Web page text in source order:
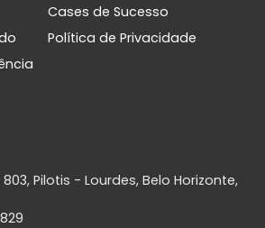
Cases de Sucesso
Política de Privacidade
Pilotis - Lourdes, Belo Horizonte,